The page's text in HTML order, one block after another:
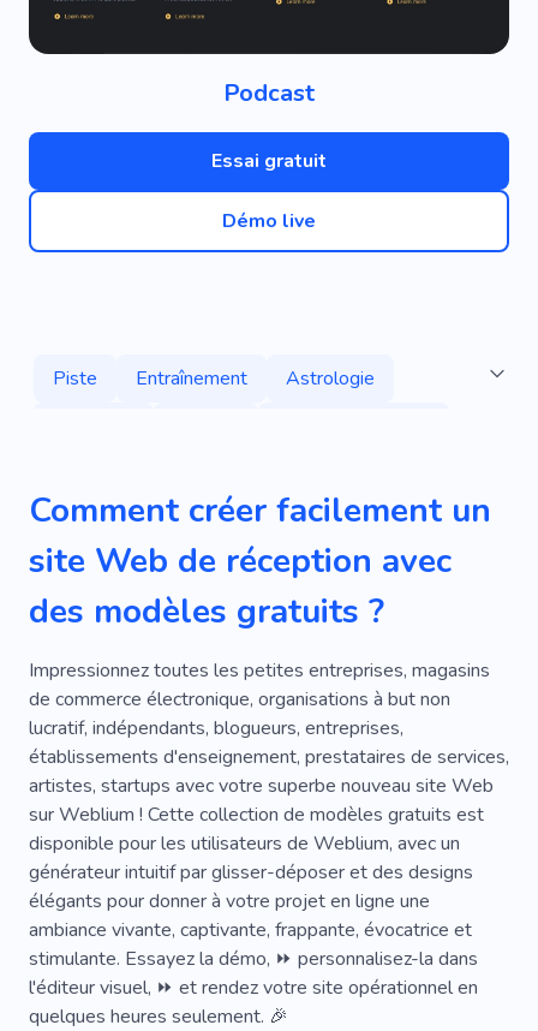
Podcast
Essai gratuit
Démo live
Piste Entraînement
Astrologie
Symposium
Exposition
Développement Web
Chambre
Remise
Journal
Communiqués De Presse
Émetteur
Commerce Électronique
Informatif
Démarrer
Expérience
Discussion
Salutations
Impression
Laser
Nouveautés Stylo
Déchets
Envoi
Les Mieux Notés
Froideur
Coopération
Documentaire
Effet
La Base
Colportage
Intrigue
Merveilleux
Modulaire
Homme En Civil
Comment créer facilement un
site Web de réception avec
des modèles gratuits ?
Impressionnez toutes les petites entreprises, magasins
de commerce électronique, organisations à but non
lucratif, indépendants, blogueurs, entreprises,
établissements d'enseignement, prestataires de services,
artistes, startups avec votre superbe nouveau site Web
sur Weblium ! Cette collection de modèles gratuits est
disponible pour les utilisateurs de Weblium, avec un
générateur intuitif par glisser-déposer et des designs
élégants pour donner à votre projet en ligne une
ambiance vivante, captivante, frappante, évocatrice et
stimulante. Essayez la démo, ⏩ personnalisez-la dans
l'éditeur visuel, ⏩ et rendez votre site opérationnel en
quelques heures seulement. 🎉